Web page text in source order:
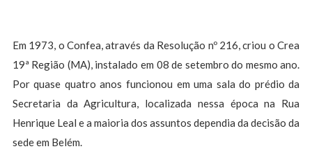
Em 1973, o Confea, através da Resolução nº 216, criou o Crea
19ª Região (MA), instalado em 08 de setembro do mesmo ano.
Por quase quatro anos funcionou em uma sala do prédio da
Secretaria da Agricultura, localizada nessa época na Rua
Henrique Leal e a maioria dos assuntos dependia da decisão da
sede em Belém.